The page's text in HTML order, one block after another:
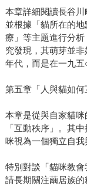
本章詳細閱讀長谷川
並根據「貓所在的
療」等主題進行分
究發現，其萌芽並
年代，而是在一九五
第五章「人與貓如何
本章是從與自家貓
「互動秩序」。其
咪視為一個獨立自我
特別對談「貓咪教
請長期關注繭居族